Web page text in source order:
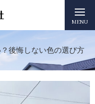
MENU
後悔しない色の選び方